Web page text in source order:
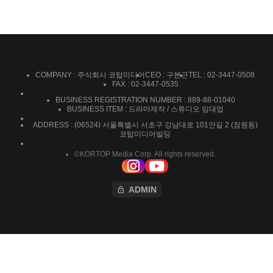
COMPANY : 주식회사 코탑미디어CEO : 구본근TEL : 02-3447-0508
FAX : 02-3447-0535
BUSINESS REGISTRATION NUMBER : 889-88-01040
BUSINESS ITEM : 드라마제작 / 스튜디오 임대업
ADDRESS : (06524) 서울특별시 서초구 강남대로 101안길 2 (잠원동)
코탑미디어빌딩
©KORTOP Media Corp. All rights reserved.
lock ADMIN